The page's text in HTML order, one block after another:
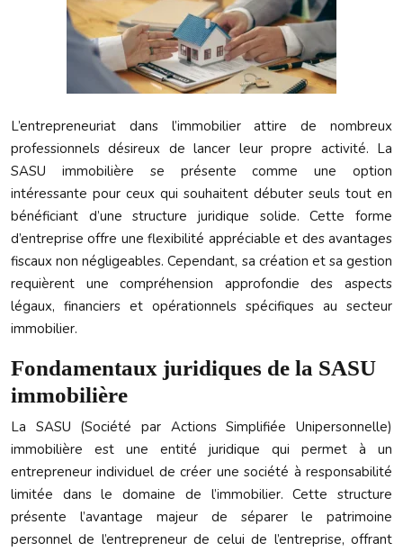
L’entrepreneuriat dans l’immobilier attire de nombreux
professionnels désireux de lancer leur propre activité. La
SASU immobilière
se présente comme une option
intéressante pour ceux qui souhaitent débuter seuls tout en
bénéficiant d’une structure juridique solide. Cette forme
d’entreprise offre une flexibilité appréciable et des avantages
fiscaux non négligeables. Cependant, sa création et sa gestion
requièrent une compréhension approfondie des aspects
légaux, financiers et opérationnels spécifiques au secteur
immobilier.
Fondamentaux juridiques de la SASU
immobilière
La SASU (Société par Actions Simplifiée Unipersonnelle)
immobilière est une entité juridique qui permet à un
entrepreneur individuel de créer une société à responsabilité
limitée dans le domaine de l’immobilier. Cette structure
présente l’avantage majeur de séparer le patrimoine
personnel de l’entrepreneur de celui de l’entreprise, offrant